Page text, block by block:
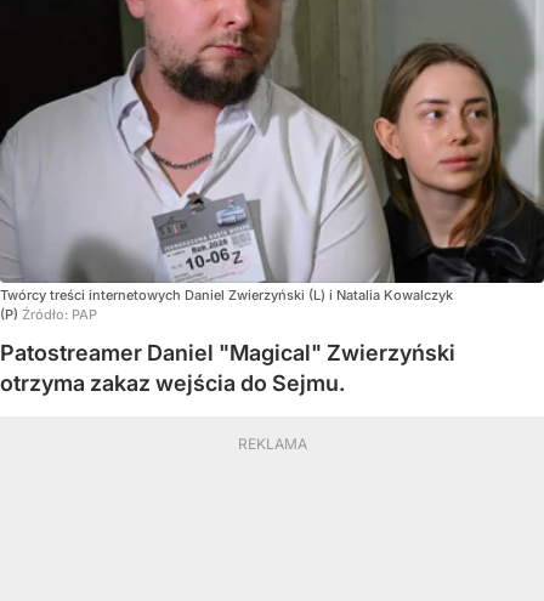
Twórcy treści internetowych Daniel Zwierzyński (L) i Natalia Kowalczyk
(P) Źródło: PAP
Patostreamer Daniel "Magical" Zwierzyński
otrzyma zakaz wejścia do Sejmu.